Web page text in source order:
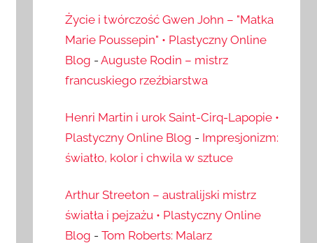
Życie i twórczość Gwen John – "Matka
Marie Poussepin" • Plastyczny Online
Blog - Auguste Rodin – mistrz
francuskiego rzeźbiarstwa
Henri Martin i urok Saint-Cirq-Lapopie •
Plastyczny Online Blog - Impresjonizm:
światło, kolor i chwila w sztuce
Arthur Streeton – australijski mistrz
światła i pejzażu • Plastyczny Online
Blog - Tom Roberts: Malarz